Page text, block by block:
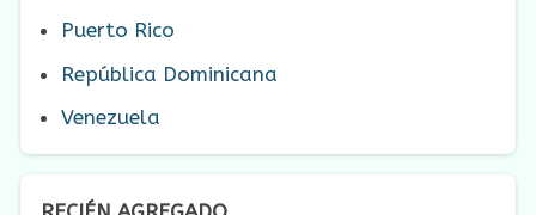
Puerto Rico
República Dominicana
Venezuela